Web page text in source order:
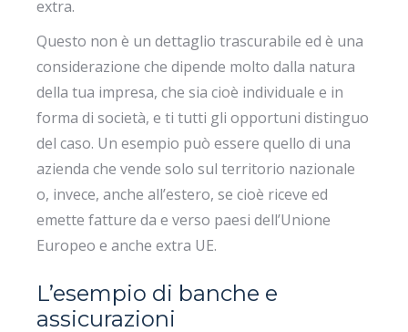
extra.
Questo non è un dettaglio trascurabile ed è una
considerazione che dipende molto dalla natura
della tua impresa, che sia cioè individuale e in
forma di società, e ti tutti gli opportuni distinguo
del caso. Un esempio può essere quello di una
azienda che vende solo sul territorio nazionale
o, invece, anche all’estero, se cioè riceve ed
emette fatture da e verso paesi dell’Unione
Europeo e anche extra UE.
L’esempio di banche e
assicurazioni